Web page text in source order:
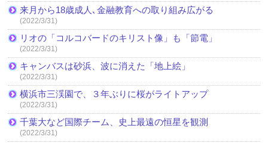
来月から18歳成人､金融教育への取り組み広がる
(2022/3/31)
リオの「コルコバードのキリスト像」も「節電」
(2022/3/31)
キャンバスは砂浜、波に消えた「地上絵」
(2022/3/31)
横浜市三渓園で、３年ぶりに桜がライトアップ
(2022/3/31)
千葉大など国際チーム、史上最遠の恒星を観測
(2022/3/31)